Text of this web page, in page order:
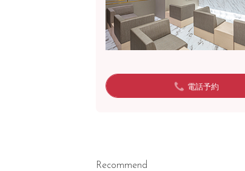
電話予約
Recommend